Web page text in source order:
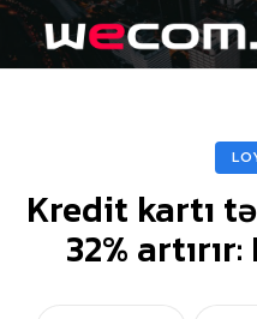
Kredit kartı
32%